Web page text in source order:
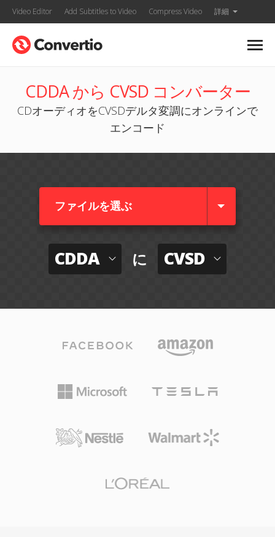
Video Editor Add Subtitles to Video Compress Video 詳細
CDDA から CVSD コンバーター
CDオーディオをCVSDデルタ変調にオンラインで
エンコード
ファイルを選ぶ
CDDA に CVSD